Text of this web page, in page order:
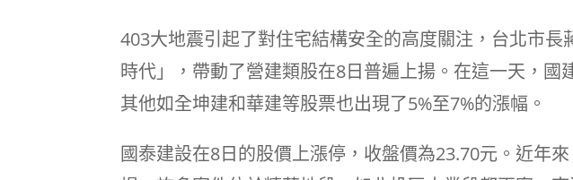
403大地震引起了對住宅結構安全的高度關注，台北市
時代」，帶動了營建類股在8日普遍上揚。在這一天，國
其他如全坤建和華建等股票也出現了5%至7%的漲幅。
國泰建設在8日的股價上漲停，收盤價為23.70元。近年